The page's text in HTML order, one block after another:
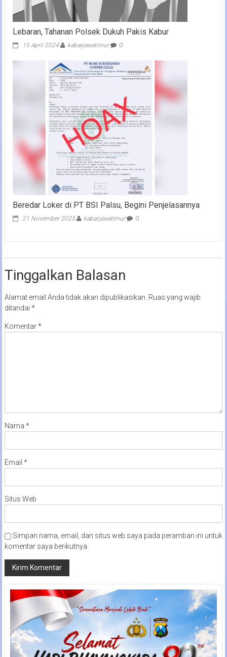
Lebaran, Tahanan Polsek Dukuh Pakis Kabur
15 April 2024 kabarjawatimur 0
Beredar Loker di PT BSI Palsu, Begini Penjelasannya
21 November 2023 kabarjawatimur 0
Tinggalkan Balasan
Alamat email Anda tidak akan dipublikasikan. Ruas yang wajib
ditandai *
Komentar*
Nama *
Email *
Situs Web
Simpan nama, email, dan situs web saya pada peramban ini untuk
komentar saya berikutnya.